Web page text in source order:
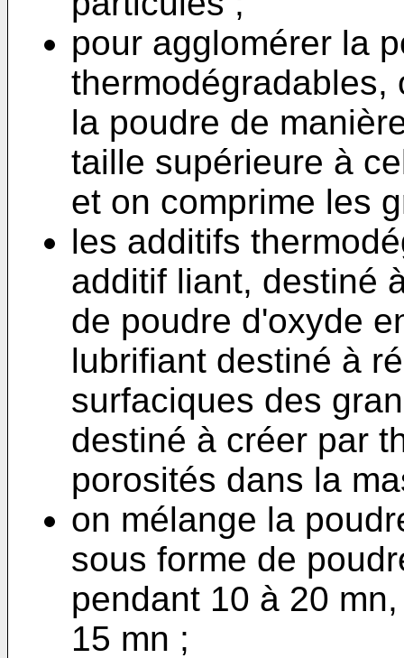
pour agglomérer la
thermodégradables,
la poudre de
taille supérieure à
et on comprime les
les additifs
additif liant, destiné
de poudre d'oxyde
lubrifiant destiné à
surfaciques des
destiné à créer par
porosités dans la
on mélange la
sous forme de
pendant 10 à 20
15 mn ;